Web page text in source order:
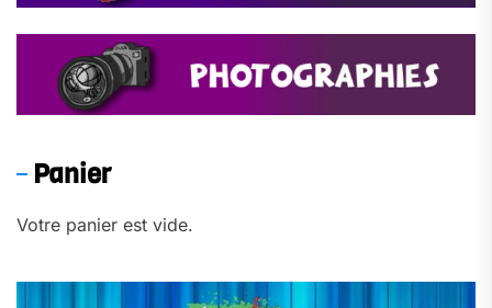
Panier
Votre panier est vide.